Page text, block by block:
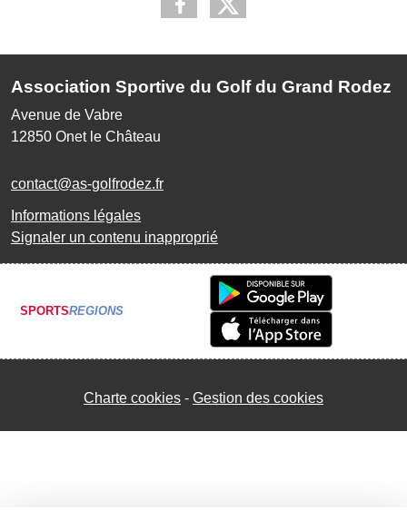
Association Sportive du Golf du Grand Rodez
Avenue de Vabre
12850 Onet le Château
contact@as-golfrodez.fr
Informations légales
Signaler un contenu inapproprié
SPORTSREGIONS
Charte cookies Gestion des cookies